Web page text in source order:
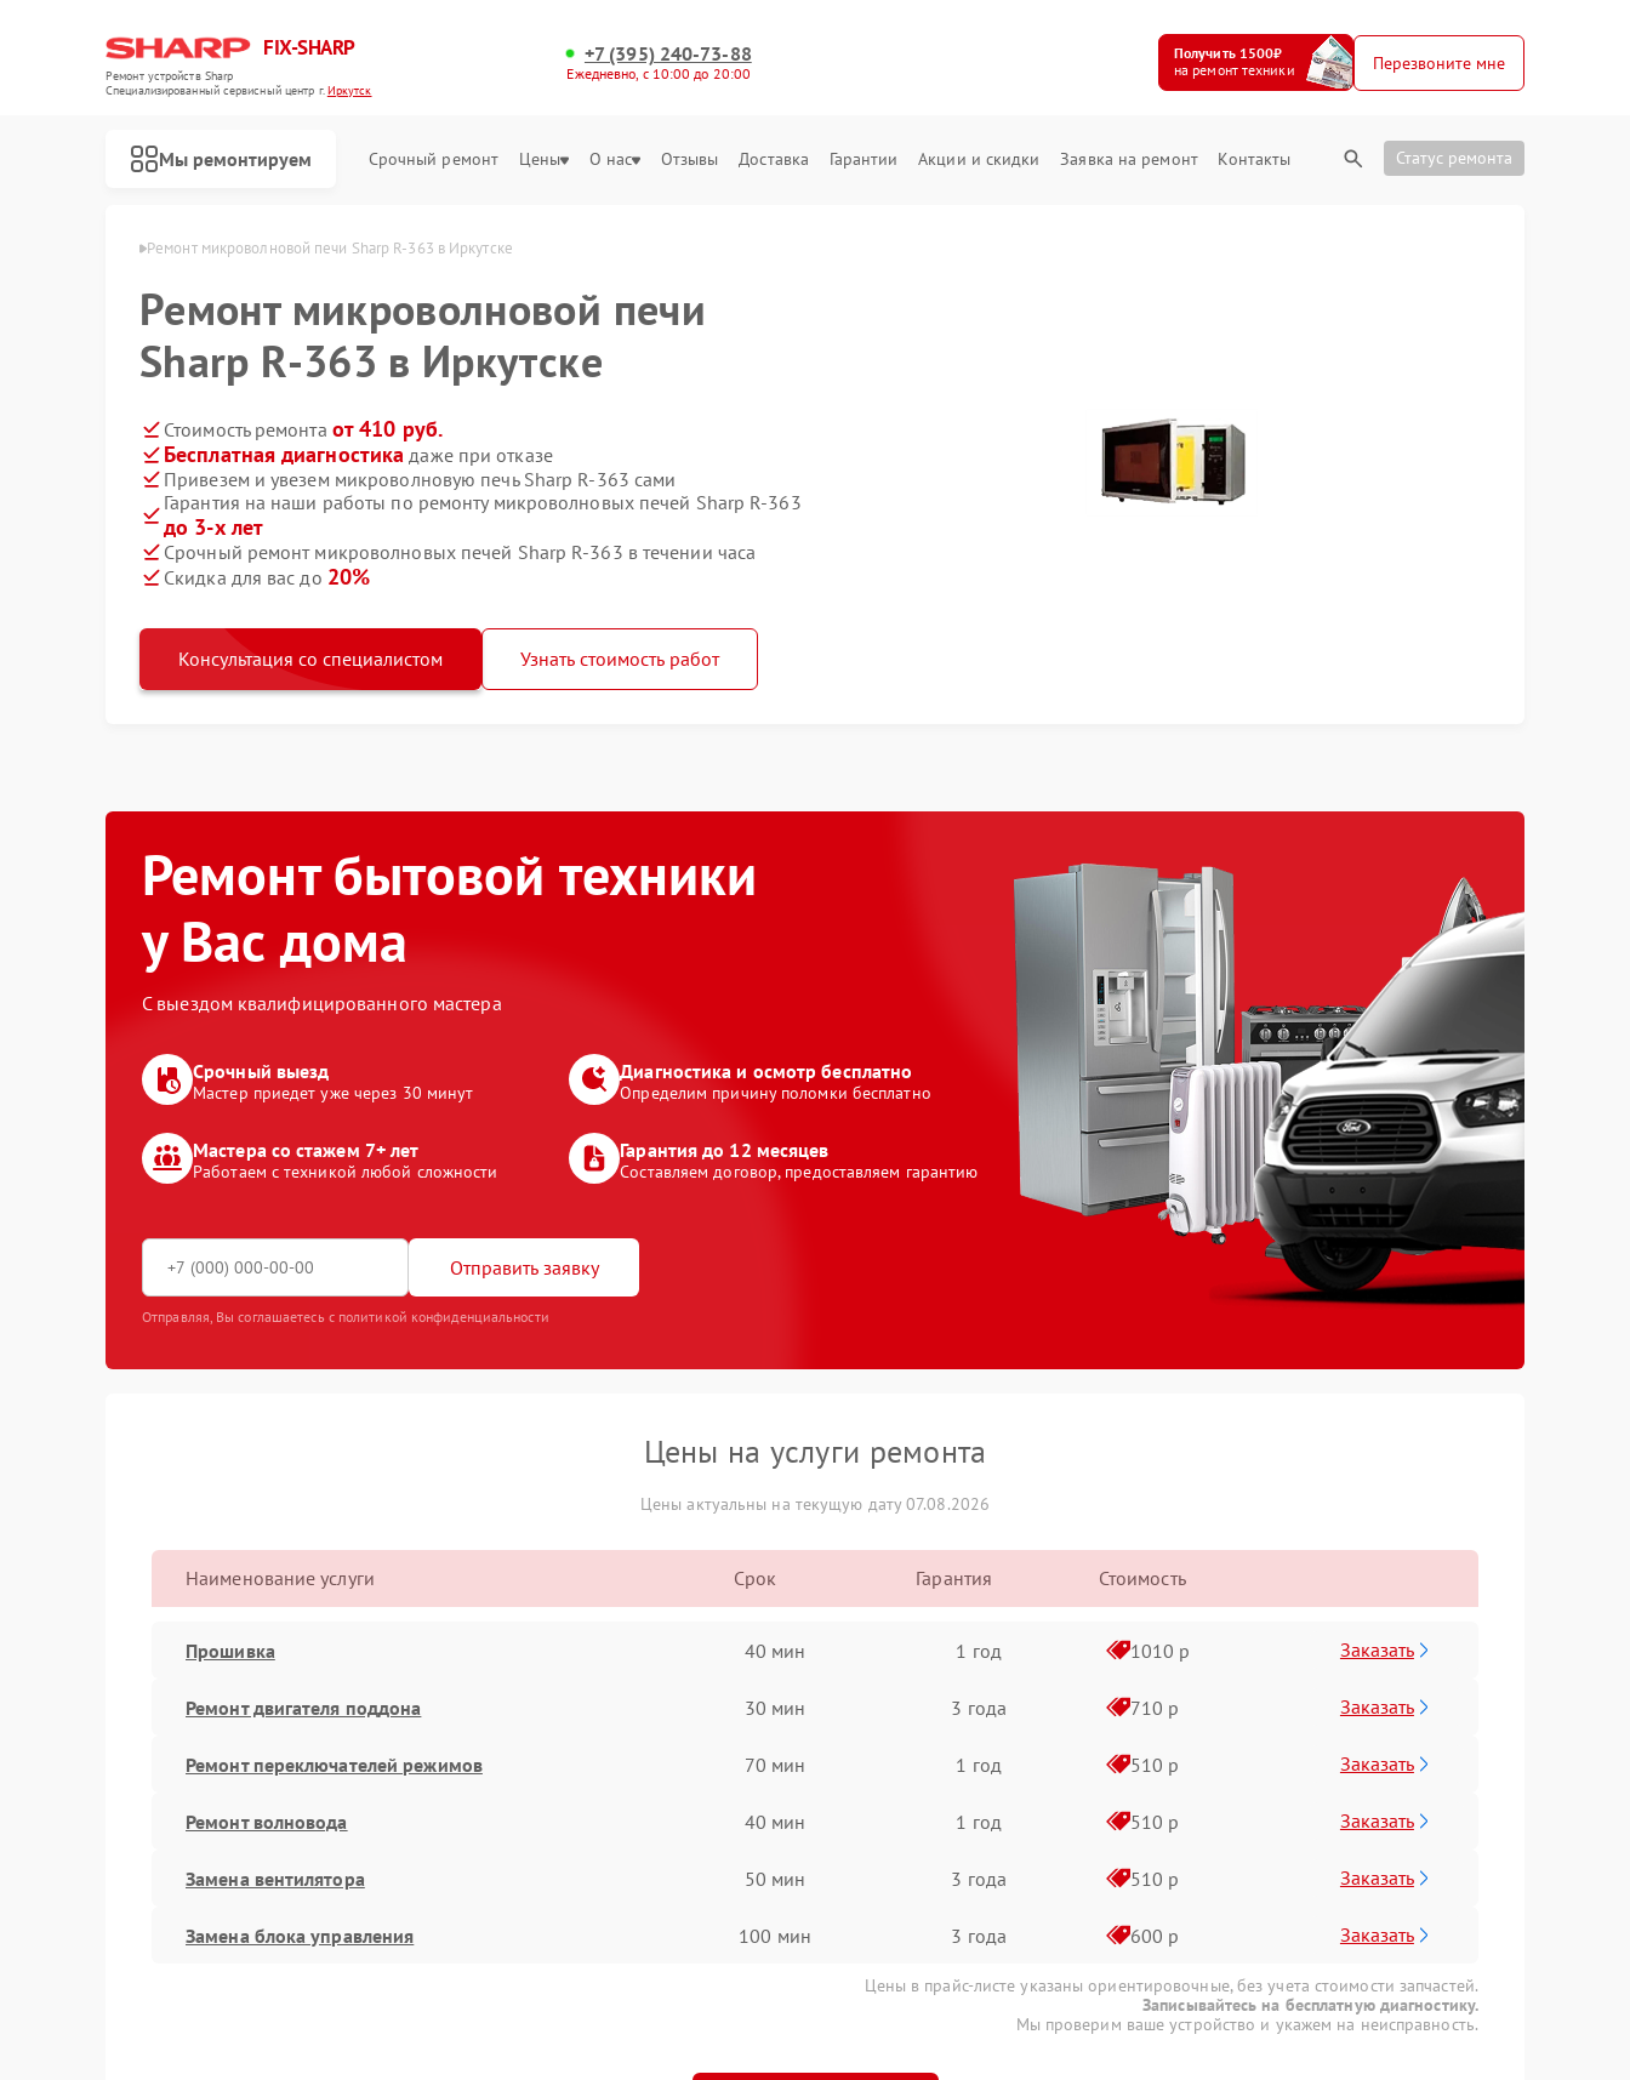
FIX-SHARP
Ремонт устройств Sharp
Специализированный cервисный центр г.Иркутск
+7 (395) 240-73-88
Ежедневно, с 10:00 до 20:00
Получить 1500₽
на ремонт техники
Перезвоните мне
Мы ремонтируем Срочный ремонт Цены О нас Отзывы Доставка Гарантии Акции и скидки Заявка на ремонт Контакты Статус ремонта
Sharp в Иркутске Ремонт микроволновой печи Sharp R-363 в Иркутске
Ремонт микроволновой печи
Sharp R-363 в Иркутске
Стоимость ремонта от 410 руб.
Бесплатная диагностика даже при отказе
Привезем и увезем микроволновую печь Sharp R-363 сами
Гарантия на наши работы по ремонту микроволновых печей Sharp R-363
до 3-х лет
Срочный ремонт микроволновых печей Sharp R-363 в течении часа
Скидка для вас до 20%
Консультация со специалистом Узнать стоимость работ
Ремонт бытовой техники
у Вас дома
С выездом квалифицированного мастера
Срочный выезд
Мастер приедет уже через 30 минут
Диагностика и осмотр бесплатно
Определим причину поломки бесплатно
Мастера со стажем 7+ лет
Работаем с техникой любой сложности
Гарантия до 12 месяцев
Составляем договор, предоставляем гарантию
Отправить заявку
Отправляя, Вы соглашаетесь с политикой конфиденциальности
Цены на услуги ремонта
Цены актуальны на текущую дату 07.08.2026
Наименование услуги Срок Гарантия Стоимость
Прошивка 40 мин 1 год 1010 р Заказать
Ремонт двигателя поддона 30 мин 3 года 710 р Заказать
Ремонт переключателей режимов 70 мин 1 год 510 р Заказать
Ремонт волновода 40 мин 1 год 510 р Заказать
Замена вентилятора 50 мин 3 года 510 р Заказать
Замена блока управления 100 мин 3 года 600 р Заказать
Цены в прайс-листе указаны ориентировочные, без учета стоимости запчастей.
Записывайтесь на бесплатную диагностику.
Мы проверим ваше устройство и укажем на неисправность.